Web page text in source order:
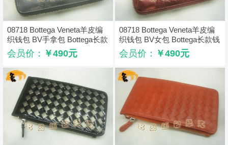
08718 Bottega Veneta羊皮编
织钱包 BV手拿包 Bottega长款
钱包 卡包 手包 深啡色
会员价： ￥490元
08718 Bottega Veneta羊皮编
织钱包 BV女包 Bottega长款钱
包 卡包 手包 枣红色
会员价： ￥490元